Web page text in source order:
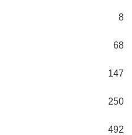
8
68
147
250
492